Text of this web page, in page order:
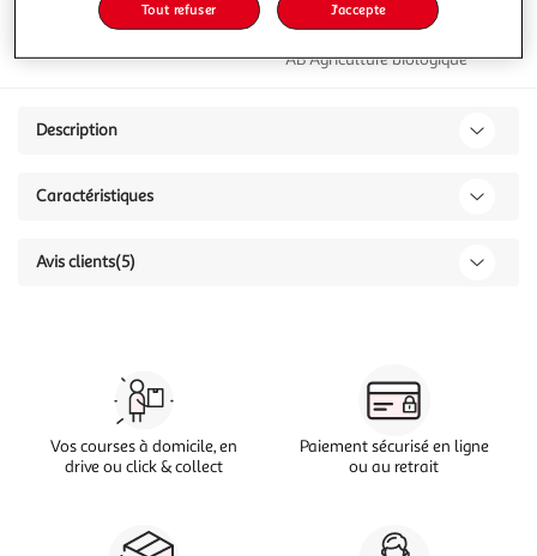
AB Agriculture biologique
Description
Caractéristiques
Avis clients(5)
Vos courses à domicile, en
drive ou click & collect
Paiement sécurisé en ligne
ou au retrait
Tout refuser J'accepte